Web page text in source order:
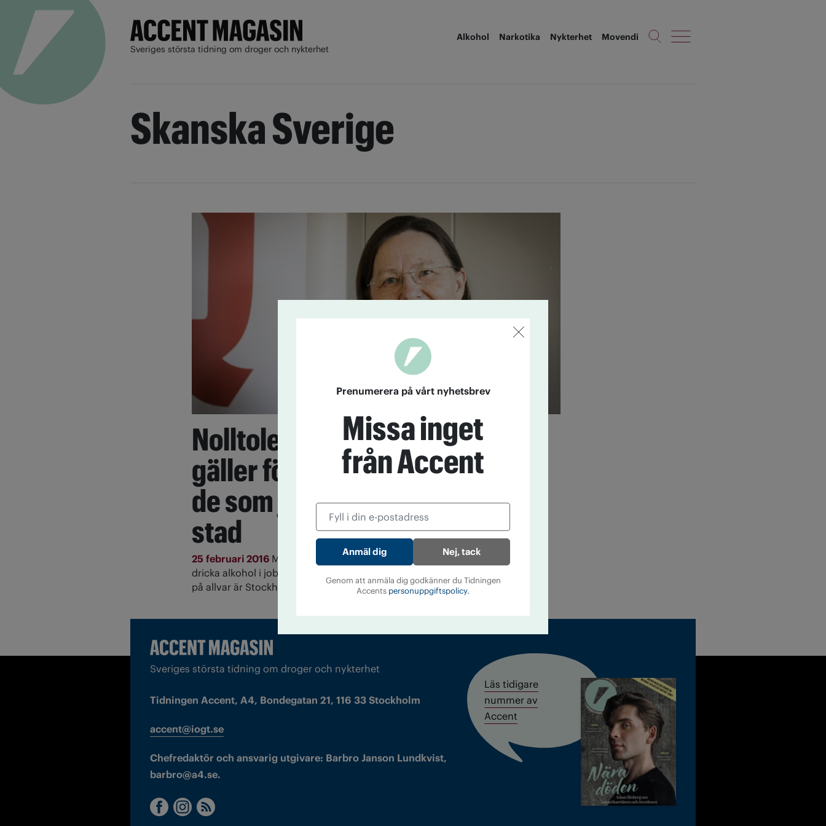
Sveriges största tidning om droger och nykterhet
Alkohol Narkotika Nykterhet Movendi
Skanska Sverige
Nolltolerans mot alkohol
gäller för
de som jobbar i Stockholms
stad
25 februari 2016 Mer än varannan arbetstagare känner att de förväntas
dricka alkohol i jobbsammanhang. En arbetsgivare som tar problemen
på allvar är Stockholms stad.
Sveriges största tidning om droger och nykterhet
Tidningen Accent, A4, Bondegatan 21, 116 33 Stockholm
accent@iogt.se
Chefredaktör och ansvarig utgivare: Barbro Janson Lundkvist,
barbro@a4.se.
Läs tidigare
nummer av
Accent
Prenumerera på vårt nyhetsbrev
Missa inget
från Accent
Nej, tack
Genom att anmäla dig godkänner du Tidningen
Accents personuppgiftspolicy.